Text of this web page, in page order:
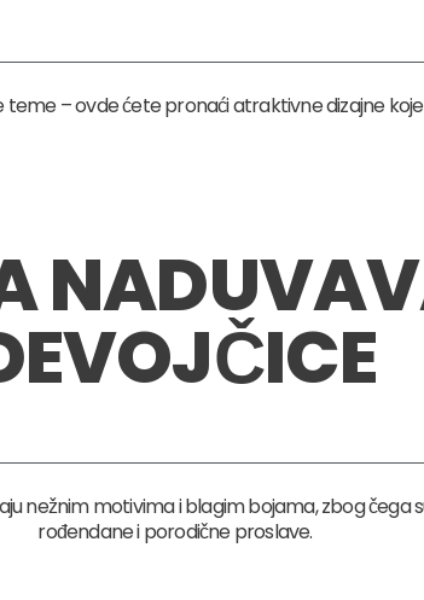
teme – ovde ćete pronaći atraktivne dizajne
nežnim motivima i blagim bojama, zbog čega
rođendane i porodične proslave.